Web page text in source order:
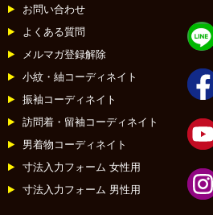
お問い合わせ
よくある質問
メルマガ登録解除
小紋・紬コーディネイト
振袖コーディネイト
訪問着・留袖コーディネイト
男着物コーディネイト
寸法入力フォーム 女性用
寸法入力フォーム 男性用